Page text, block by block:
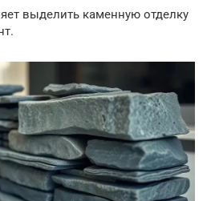
выделить каменную отделку